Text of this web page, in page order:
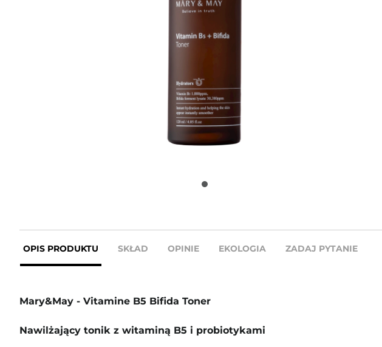
OPIS PRODUKTU SKŁAD OPINIE EKOLOGIA ZADAJ PYTANIE
Mary&May - Vitamine B5 Bifida Toner
Nawilżający tonik z witaminą B5 i probiotykami